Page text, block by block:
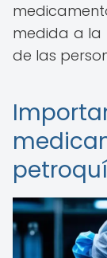
medida a la
de las